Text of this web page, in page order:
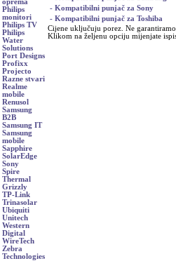
oprema
Philips
monitori
Philips TV
Philips
Water
Solutions
Port Designs
Profixx
Projecto
Razne stvari
Realme
mobile
Renusol
Samsung
B2B
Samsung IT
Samsung
mobile
Sapphire
SolarEdge
Sony
Spire
Thermal
Grizzly
TP-Link
Trinasolar
Ubiquiti
Unitech
Western
Digital
WireTech
Zebra
Technologies
- Kompatibilni punjač za Sony
- Kompatibilni punjač za Toshiba
Cijene uključuju porez. Ne
Klikom na željenu opciju mijenjate